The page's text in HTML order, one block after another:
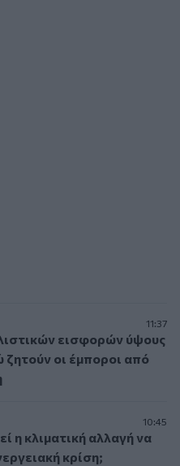
11:37
εισφορών ύψους
οι έμποροι από
10:45
η κλιματική αλλαγή να
κρίση;